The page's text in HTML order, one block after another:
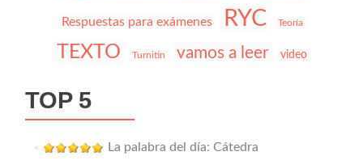
Respuestas para exámenes RYC Teoría
TEXTO Turnitin vamos a leer video
TOP 5
La palabra del día: Cátedra